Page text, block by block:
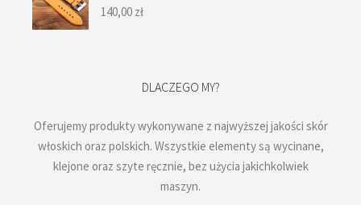
140,00 zł
DLACZEGO MY?
Oferujemy produkty wykonywane z najwyższej jakości skór
włoskich oraz polskich. Wszystkie elementy są wycinane,
klejone oraz szyte ręcznie, bez użycia jakichkolwiek
maszyn.